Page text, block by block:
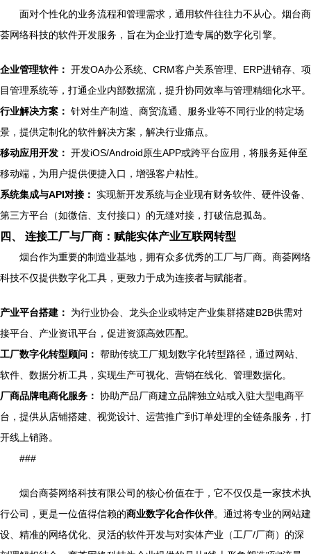
面对个性化的业务流程和管理需求，通用软件往往力不从心。烟台商
荟网络科技的软件开发服务，旨在为企业打造专属的数字化引擎。
企业管理软件： 开发OA办公系统、CRM客户关系管理、ERP进销存、项
目管理系统等，打通企业内部数据流，提升协同效率与管理精细化水平。
行业解决方案： 针对生产制造、商贸流通、服务业等不同行业的特定场
景，提供定制化的软件解决方案，解决行业痛点。
移动应用开发： 开发iOS/Android原生APP或跨平台应用，将服务延伸至
移动端，为用户提供便捷入口，增强客户粘性。
系统集成与API对接： 实现新开发系统与企业现有财务软件、硬件设备、
第三方平台（如微信、支付接口）的无缝对接，打破信息孤岛。
四、 连接工厂与厂商：赋能实体产业互联网转型
烟台作为重要的制造业基地，拥有众多优秀的工厂与厂商。商荟网络
科技不仅提供数字化工具，更致力于成为连接者与赋能者。
产业平台搭建：
为行业协会、龙头企业或特定产业集群搭建B2B供需对
接平台、产业资讯平台，促进资源高效匹配。
工厂数字化转型顾问： 帮助传统工厂规划数字化转型路径，通过网站、
软件、数据分析工具，实现生产可视化、营销在线化、管理数据化。
厂商品牌电商化服务： 协助产品厂商建立品牌独立站或入驻大型电商平
台，提供从店铺搭建、视觉设计、运营推广到订单处理的全链条服务，打
开线上销路。
###
烟台商荟网络科技有限公司的核心价值在于，它不仅仅是一家技术执
行公司，更是一位值得信赖的商业数字化合作伙伴。通过将专业的网站建
设、精准的网络优化、灵活的软件开发与对实体产业（工厂/厂商）的深